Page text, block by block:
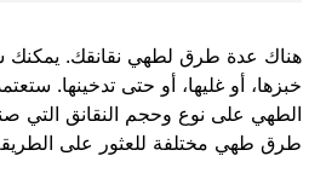
هناك عدة طرق لطهي نقانقك. يمكنك
خبزها، أو غليها، أو حتى تدخينها.
الطهي على نوع وحجم النقانق التي
طرق طهي مختلفة للعثور على